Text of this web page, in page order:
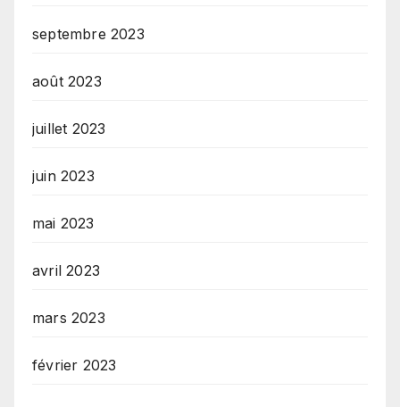
septembre 2023
août 2023
juillet 2023
juin 2023
mai 2023
avril 2023
mars 2023
février 2023